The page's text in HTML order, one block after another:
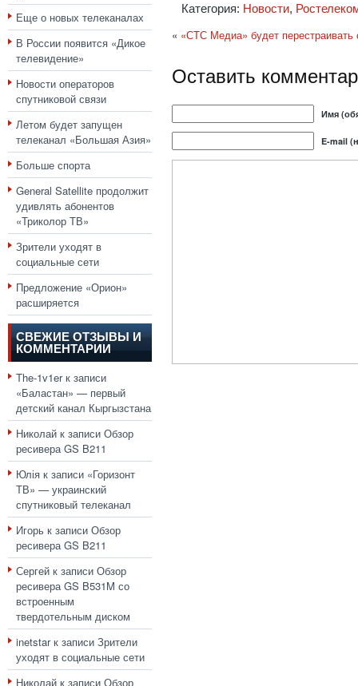
Еще о новых телеканалах
В России появится «Дикое
телевидение»
Новости операторов
спутниковой связи
Летом будет запущен
телеканал «Большая Азия»
Больше спорта
General Satellite продолжит
удивлять абонентов
«Триколор ТВ»
Зрители уходят в
социальные сети
Предложение «Орион»
расширяется
СВЕЖИЕ ОТЗЫВЫ И
КОММЕНТАРИИ
The-1v1erк записи
«Баластан» — первый
детский канал Кыргызстана
Николай к записи Обзор
ресивера GS B211
Юлія к записи «Горизонт
ТВ» — украинский
спутниковый телеканал
Игорь к записи Обзор
ресивера GS B211
Сергей к записи Обзор
ресивера GS B531M со
встроенным
твердотельным диском
inetstarк записи Зрители
уходят в социальные сети
Николай к записи Обзор
Категория: Новости,
« «СТС Медиа» будет перестраивать
Оставить
Имя
E-mail